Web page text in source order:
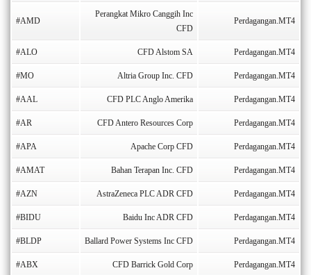
#AMD
Perangkat Mikro Canggih Inc
CFD
Perdagangan.MT4
#ALO CFD Alstom SA Perdagangan.MT4
#MO Altria Group Inc. CFD Perdagangan.MT4
#AAL CFD PLC Anglo Amerika Perdagangan.MT4
#AR CFD Antero Resources Corp Perdagangan.MT4
#APA Apache Corp CFD Perdagangan.MT4
#AMAT Bahan Terapan Inc. CFD Perdagangan.MT4
#AZN AstraZeneca PLC ADR CFD Perdagangan.MT4
#BIDU Baidu Inc ADR CFD Perdagangan.MT4
#BLDP Ballard Power Systems Inc CFD Perdagangan.MT4
#ABX CFD Barrick Gold Corp Perdagangan.MT4